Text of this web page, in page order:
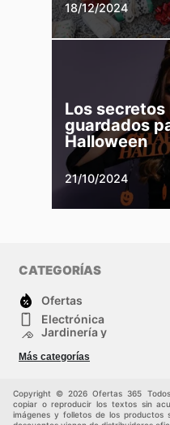
18/12/2024
Los secretos
guardados
Halloween
21/10/2024
CATEGORÍAS
Ofertas
Electrónica
Jardinería y
Tiendas
departamentales
Otros
Más categorías
Copyright © 2026 Ofertas 365
copiar o reproducir los textos sin
imágenes y folletos de los productos